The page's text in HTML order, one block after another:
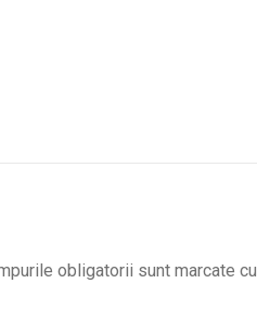
obligatorii sunt marcate cu